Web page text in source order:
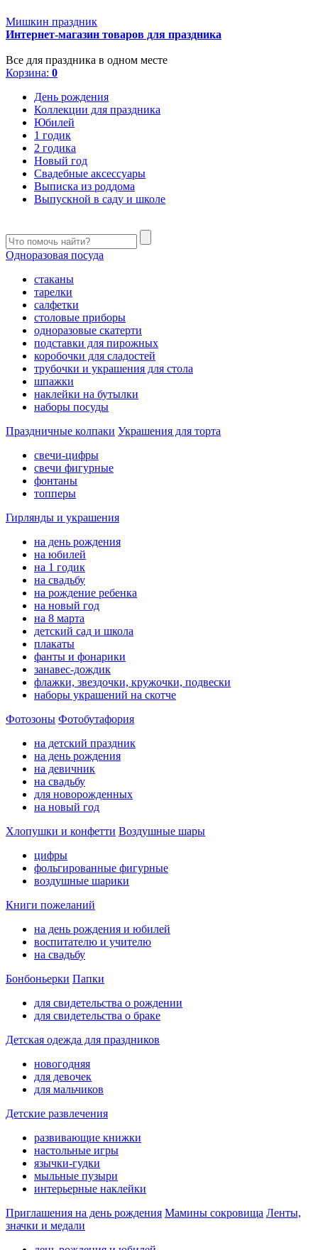
Мишкин праздник
Интернет-магазин товаров для праздника
Все для праздника в одном месте
Корзина: 0
День рождения
Коллекции для праздника
Юбилей
1 годик
2 годика
Новый год
Свадебные аксессуары
Выписка из роддома
Выпускной в саду и школе
Одноразовая посуда
стаканы
тарелки
салфетки
столовые приборы
одноразовые скатерти
подставки для пирожных
коробочки для сладостей
трубочки и украшения для стола
шпажки
наклейки на бутылки
наборы посуды
Праздничные колпаки Украшения для торта
свечи-цифры
свечи фигурные
фонтаны
топперы
Гирлянды и украшения
на день рождения
на юбилей
на 1 годик
на свадьбу
на рождение ребенка
на новый год
на 8 марта
детский сад и школа
плакаты
фанты и фонарики
занавес-дождик
флажки, звездочки, кружочки, подвески
наборы украшений на скотче
Фотозоны Фотобутафория
на детский праздник
на день рождения
на девичник
на свадьбу
для новорожденных
на новый год
Хлопушки и конфетти Воздушные шары
цифры
фольгированные фигурные
воздушные шарики
Книги пожеланий
на день рождения и юбилей
воспитателю и учителю
на свадьбу
Бонбоньерки Папки
для свидетельства о рождении
для свидетельства о браке
Детская одежда для праздников
новогодняя
для девочек
для мальчиков
Детские развлечения
развивающие книжки
настольные игры
язычки-гудки
мыльные пузыри
интерьерные наклейки
Приглашения на день рождения Мамины сокровища Ленты,
значки и медали